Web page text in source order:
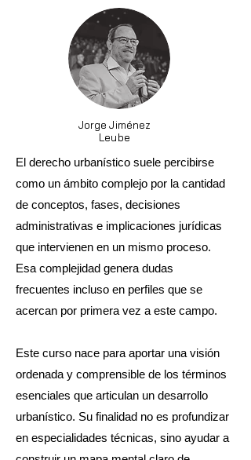
Jorge Jiménez
Leube
El derecho urbanístico suele percibirse
como un ámbito complejo por la cantidad
de conceptos, fases, decisiones
administrativas e implicaciones jurídicas
que intervienen en un mismo proceso.
Esa complejidad genera dudas
frecuentes incluso en perfiles que se
acercan por primera vez a este campo.
Este curso nace para aportar una visión
ordenada y comprensible de los términos
esenciales que articulan un desarrollo
urbanístico. Su finalidad no es profundizar
en especialidades técnicas, sino ayudar a